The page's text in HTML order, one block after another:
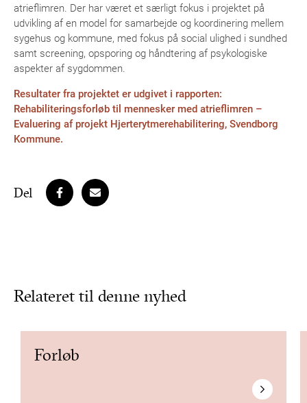
atrieflimren. Der har været et særligt fokus i projektet på
udvikling af en model for samarbejde og koordinering mellem
sygehus og kommune, med fokus på social ulighed i sundhed
samt screening, opsporing og håndtering af psykologiske
aspekter af sygdommen.
Resultater fra projektet er udgivet i rapporten:
Rehabiliteringsforløb til mennesker med atrieflimren –
Evaluering af projekt Hjerterytmerehabilitering, Svendborg
Kommune.
Del
Relateret til denne nyhed
Forløb